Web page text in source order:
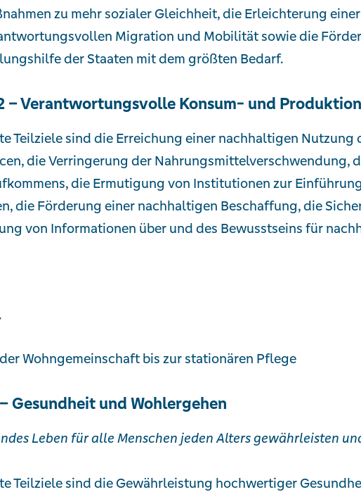
zu mehr sozialer Gleichheit, die Erleichterung
Migration und Mobilität sowie die
der Staaten mit dem größten Bedarf.
– Verantwortungsvolle Konsum- und
Teilziele sind die Erreichung einer nachhaltigen Nutzung
die Verringerung der Nahrungsmittelverschwendung,
die Ermutigung von Institutionen zur
die Förderung einer nachhaltigen Beschaffung, die
von Informationen über und des Bewusstseins für
Wohngemeinschaft bis zur stationären Pflege
Gesundheit und Wohlergehen
Leben für alle Menschen jeden Alters gewährleisten
Teilziele sind die Gewährleistung hochwertiger